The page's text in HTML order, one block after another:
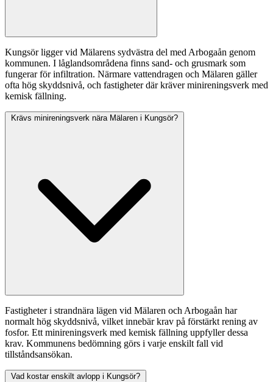
Kungsör ligger vid Mälarens sydvästra del med Arbogaån genom
kommunen. I låglandsområdena finns sand- och grusmark som
fungerar för infiltration. Närmare vattendragen och Mälaren gäller
ofta hög skyddsnivå, och fastigheter där kräver minireningsverk med
kemisk fällning.
Krävs minireningsverk nära Mälaren i Kungsör?
Fastigheter i strandnära lägen vid Mälaren och Arbogaån har
normalt hög skyddsnivå, vilket innebär krav på förstärkt rening av
fosfor. Ett minireningsverk med kemisk fällning uppfyller dessa
krav. Kommunens bedömning görs i varje enskilt fall vid
tillståndsansökan.
Vad kostar enskilt avlopp i Kungsör?